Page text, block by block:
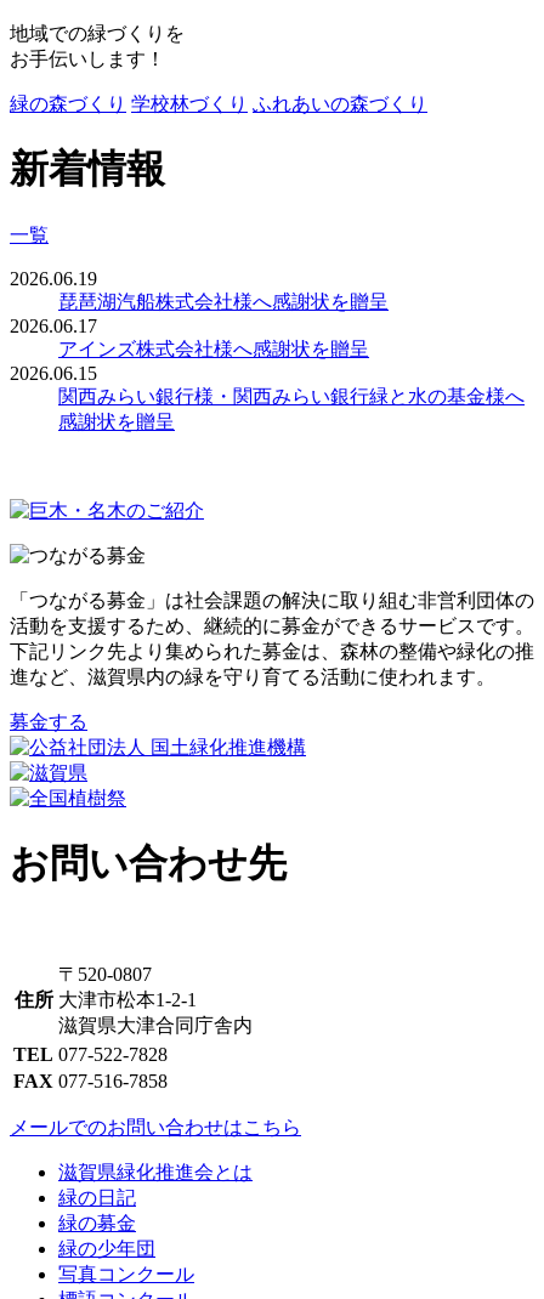
地域での緑づくりを
お手伝いします！
緑の森づくり 学校林づくり ふれあいの森づくり
新着情報
一覧
2026.06.19
琵琶湖汽船株式会社様へ感謝状を贈呈
2026.06.17
アインズ株式会社様へ感謝状を贈呈
2026.06.15
関西みらい銀行様・関西みらい銀行緑と水の基金様へ
感謝状を贈呈
「つながる募金」は社会課題の解決に取り組む非営利団体の
活動を支援するため、継続的に募金ができるサービスです。
下記リンク先より集められた募金は、森林の整備や緑化の推
進など、滋賀県内の緑を守り育てる活動に使われます。
募金する
お問い合わせ先
住所
〒520-0807
大津市松本1-2-1
滋賀県大津合同庁舎内
TEL 077-522-7828
FAX 077-516-7858
メールでのお問い合わせはこちら
滋賀県緑化推進会とは
緑の日記
緑の募金
緑の少年団
写真コンクール